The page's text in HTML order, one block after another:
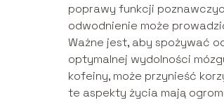
poprawy funkcji
odwodnienie może
Ważne jest, aby spożywać
optymalnej wydolności
kofeiny, może przynieść
te aspekty życia mają